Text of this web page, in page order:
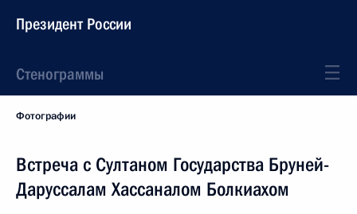
Президент России
Стенограммы
Фотографии
Встреча с Султаном Государства Бруней-
Даруссалам Хассаналом Болкиахом